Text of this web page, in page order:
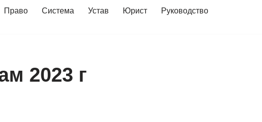
Право Система Устав Юрист
Руководство
2023 г